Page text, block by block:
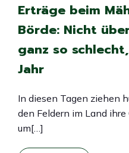
Erträge beim
Börde: Nicht
ganz so
Jahr
In diesen Tagen ziehen
den Feldern im Land
um[…]